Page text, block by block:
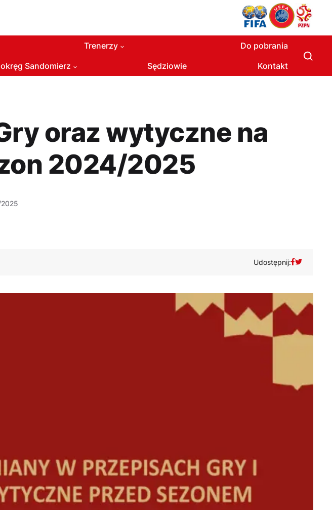
Sandomierz
Trenerzy
Sędziowie
Do pobrania
Kontakt
oraz wytyczne na
2024/2025
Udostępnij: